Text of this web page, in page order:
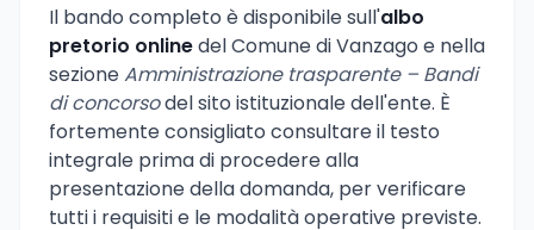
Il bando completo è disponibile sull'albo
pretorio onlinedel Comune di Vanzago e nella
sezioneAmministrazione trasparente – Bandi
di concorsodel sito istituzionale dell'ente. È
fortemente consigliato consultare il testo
integrale prima di procedere alla
presentazione della domanda, per verificare
tutti i requisiti e le modalità operative previste.